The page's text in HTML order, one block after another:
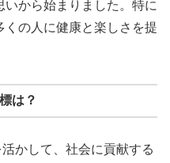
から始まりました。特に
の人に健康と楽しさを提
は？
かして、社会に貢献する